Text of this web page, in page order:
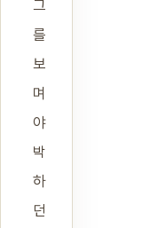
그
를
보
며
야
박
하
던